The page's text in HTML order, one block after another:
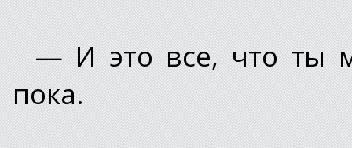
— И это все, что ты
пока.